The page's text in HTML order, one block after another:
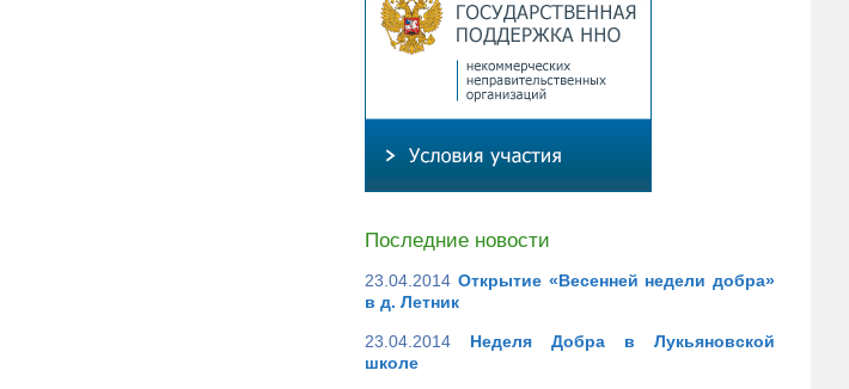
Последние новости
23.04.2014 Открытие «Весенней недели добра»
в д. Летник
23.04.2014
Неделя Добра в Лукьяновской
школе